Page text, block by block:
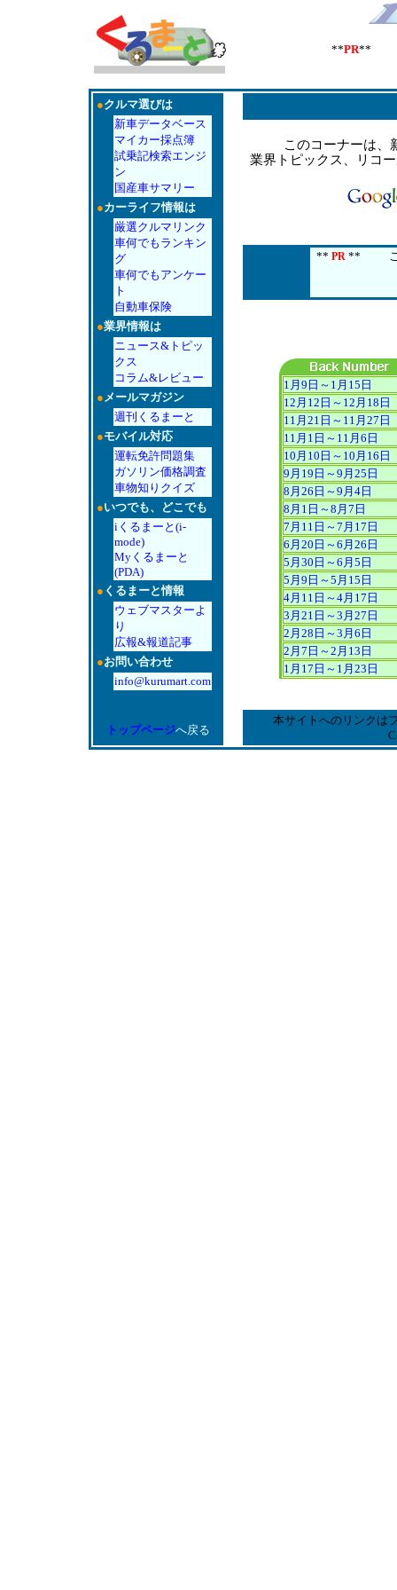
**PR** こ
●クルマ選びは
新車データベース
マイカー採点簿
試乗記検索エンジ
ン
国産車サマリー
●カーライフ情報は
厳選クルマリンク
車何でもランキン
グ
車何でもアンケー
ト
自動車保険
●業界情報は
ニュース&トピッ
クス
コラム&レビュー
●メールマガジン
週刊くるまーと
●モバイル対応
運転免許問題集
ガソリン価格調査
車物知りクイズ
●いつでも、どこでも
iくるまーと(i-
mode)
Myくるまーと
(PDA)
● くるまーと情報
ウェブマスターよ
り
広報&報道記事
●お問い合わせ
info@kurumart.com
トップページへ戻る
このコーナーは、
業界トピックス、リコ
** PR ** この
1月9日～1月15日
12月12日～12月18日
11月21日～11月27日
11月1日～11月6日
10月10日～10月16日
9月19日～9月25日
8月26日～9月4日
8月1日～8月7日
7月11日～7月17日
6月20日～6月26日
5月30日～6月5日
5月9日～5月15日
4月11日～4月17日
3月21日～3月27日
2月28日～3月6日
2月7日～2月13日
1月17日～1月23日
本サイトへのリンクは